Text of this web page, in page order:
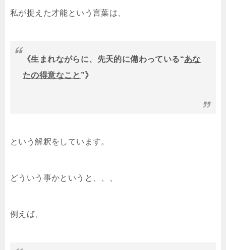
私が捉えた才能という言葉は、
《生まれながらに、先天的に備わっている“あな
たの得意なこと ”》
という解釈をしています。
どういう事かというと、、、
例えば、